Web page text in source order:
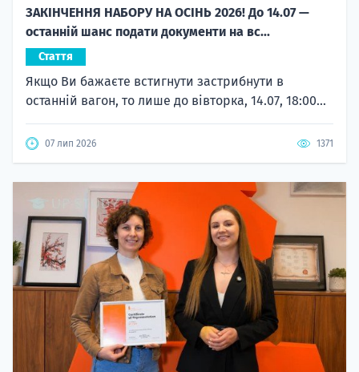
ЗАКІНЧЕННЯ НАБОРУ НА ОСІНЬ 2026! До 14.07 —
останній шанс подати документи на вс...
Стаття
Якщо Ви бажаєте встигнути застрибнути в
останній вагон, то лише до вівторка, 14.07, 18:00...
07 лип 2026 1371